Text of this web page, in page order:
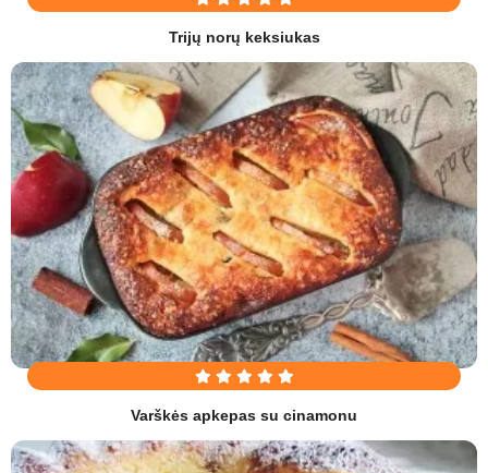
Trijų norų keksiukas
Varškės apkepas su cinamonu